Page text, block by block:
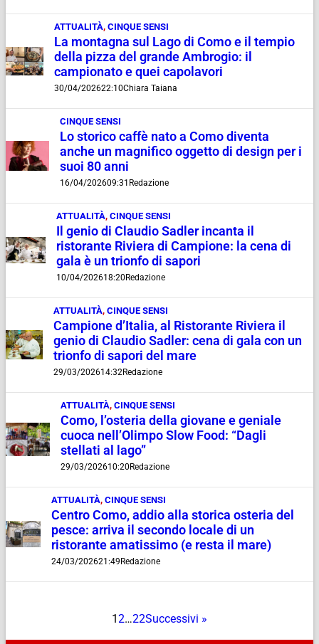
ATTUALITÀ,CINQUE SENSI
La montagna sul Lago di Como e il tempio
della pizza del grande Ambrogio: il
campionato e quei capolavori
30/04/202622:10Chiara Taiana
CINQUE SENSI
Lo storico caffè nato a Como diventa
anche un magnifico oggetto di design per i
suoi 80 anni
16/04/202609:31 Redazione
ATTUALITÀ, CINQUE SENSI
Il genio di Claudio Sadler incanta il
ristorante Riviera di Campione: la cena di
gala è un trionfo di sapori
10/04/202618:20Redazione
ATTUALITÀ,CINQUE SENSI
Campione d’Italia, al Ristorante Riviera il
genio di Claudio Sadler: cena di gala con un
trionfo di sapori del mare
29/03/202614:32Redazione
ATTUALITÀ, CINQUE SENSI
Como, l’osteria della giovane e geniale
cuoca nell’Olimpo Slow Food: “Dagli
stellati al lago”
29/03/202610:20Redazione
ATTUALITÀ,CINQUE SENSI
Centro Como, addio alla storica osteria del
pesce: arriva il secondo locale di un
ristorante amatissimo (e resta il mare)
24/03/202621:49Redazione
12…22Successivi »